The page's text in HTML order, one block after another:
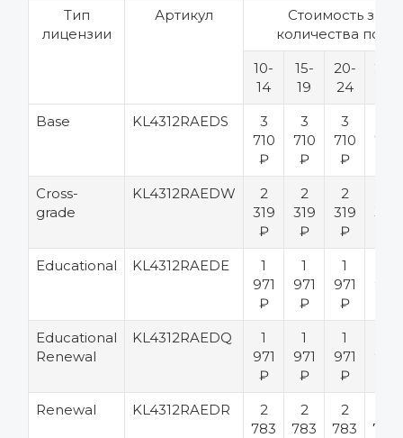
Тип
лицензии
Артикул
Стоимость за
количества
10-
14
15-
19
20-
24
25-
Base
KL4312RAEDS
3
710
₽
3
710
₽
3
710
₽
710
Cross-
grade
KL4312RAEDW
2
319
₽
2
319
₽
2
319
₽
319
Educational
KL4312RAEDE
1
971
₽
1
971
₽
1
971
₽
Educational
Renewal
KL4312RAEDQ
1
971
₽
1
971
₽
1
971
₽
Renewal
KL4312RAEDR
2
783
2
783
2
783
783